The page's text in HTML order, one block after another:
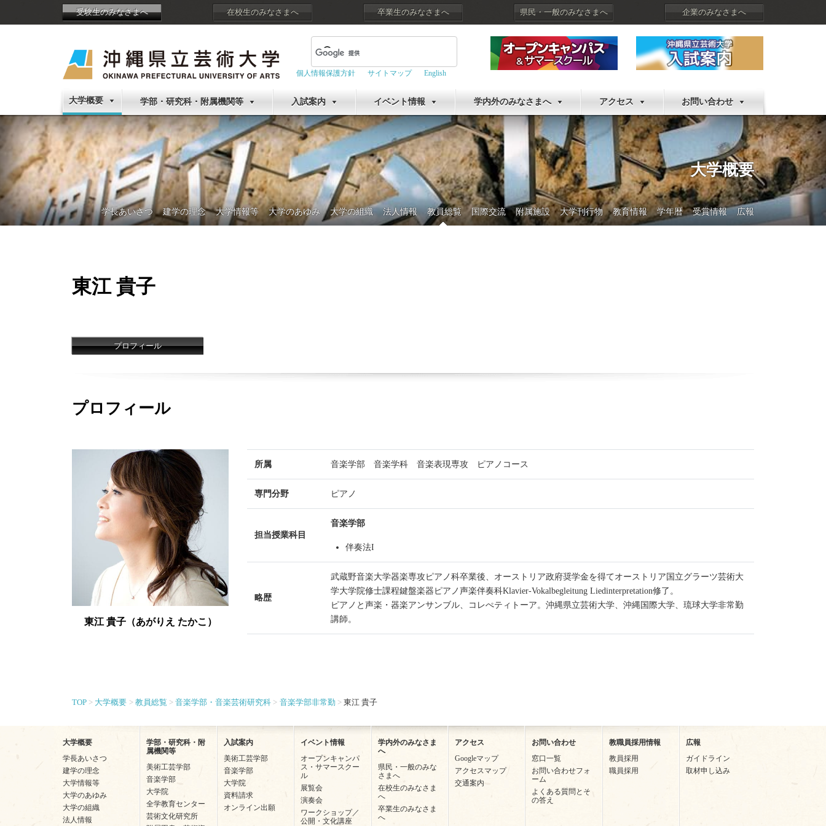
受験生のみなさまへ 在校生のみなさまへ 卒業生のみなさまへ 県民・一般のみなさまへ 企業のみなさまへ
個人情報保護方針 サイトマップ English
大学概要 学部・研究科・附属機関等 入試案内 イベント情報 学内外のみなさまへ アクセス お問い合わせ
大学概要
学長あいさつ 建学の理念 大学情報等 大学のあゆみ 大学の組織 法人情報 教員総覧 国際交流 附属施設 大学刊行物 教育情報 学年暦 受賞情報 広報
東江 貴子
プロフィール
プロフィール
東江 貴子（あがりえ たかこ）
所属 音楽学部 音楽学科 音楽表現専攻 ピアノコース
専門分野 ピアノ
担当授業科目
音楽学部
伴奏法I
略歴
武蔵野音楽大学器楽専攻ピアノ科卒業後、オーストリア政府奨学金を得てオーストリア国立グラーツ芸術大
学大学院修士課程鍵盤楽器ピアノ声楽伴奏科Klavier-Vokalbegleitung Liedinterpretation修了。
ピアノと声楽・器楽アンサンブル、コレぺティトーア。沖縄県立芸術大学、沖縄国際大学、琉球大学非常勤
講師。
TOP 大学概要 教員総覧 音楽学部・音楽芸術研究科 音楽学部非常勤 東江 貴子
大学概要
学長あいさつ
建学の理念
大学情報等
大学のあゆみ
大学の組織
法人情報
学部・研究科・附
属機関等
美術工芸学部
音楽学部
大学院
全学教育センター
芸術文化研究所
入試案内
美術工芸学部
音楽学部
大学院
資料請求
オンライン出願
イベント情報
オープンキャンパ
ス・サマースクー
ル
展覧会
演奏会
ワークショップ／
公開・文化講座
学内外のみなさま
へ
県民・一般のみな
さまへ
在校生のみなさま
へ
卒業生のみなさま
へ
アクセス
Googleマップ
アクセスマップ
交通案内
お問い合わせ
窓口一覧
お問い合わせフォ
ーム
よくある質問とそ
の答え
教職員採用情報
教員採用
職員採用
広報
ガイドライン
取材申し込み